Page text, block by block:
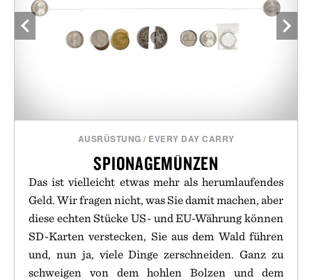
AUSRÜSTUNG / EVERY DAY CARRY
SPIONAGEMÜNZEN
Das ist vielleicht etwas mehr als herumlaufendes
Geld. Wir fragen nicht, was Sie damit machen, aber
diese echten Stücke US- und EU-Währung können
SD-Karten verstecken, Sie aus dem Wald führen
und, nun ja, viele Dinge zerschneiden. Ganz zu
schweigen von dem hohlen Bolzen und dem